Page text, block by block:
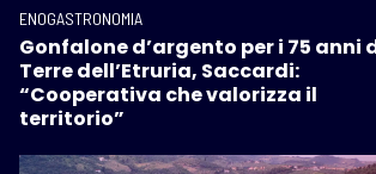
ENOGASTRONOMIA
Gonfalone d’argento per i 75 anni
Terre dell’Etruria, Saccardi:
“Cooperativa che valorizza il
territorio”